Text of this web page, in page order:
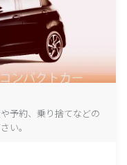
予約、乗り捨てなどの
い。